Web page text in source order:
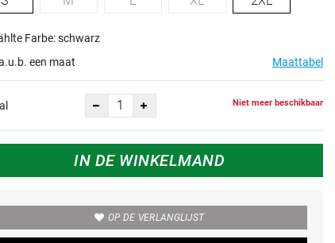
Farbe: schwarz
een maat
Maattabel
Niet meer beschikbaar
IN DE WINKELMAND
OP DE VERLANGLIJST